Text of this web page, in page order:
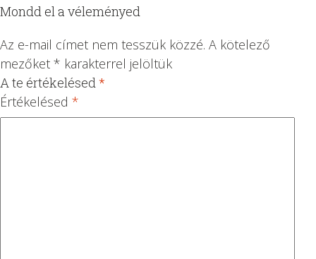
Mondd el a véleményed
Az e-mail címet nem tesszük közzé. A kötelező
mezőket * karakterrel jelöltük
A te értékelésed*
csllallallalla
Értékelésed *